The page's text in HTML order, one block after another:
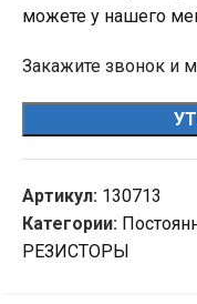
можете у нашего
Закажите звонок и
Артикул: 130713
Категории:
РЕЗИСТОРЫ